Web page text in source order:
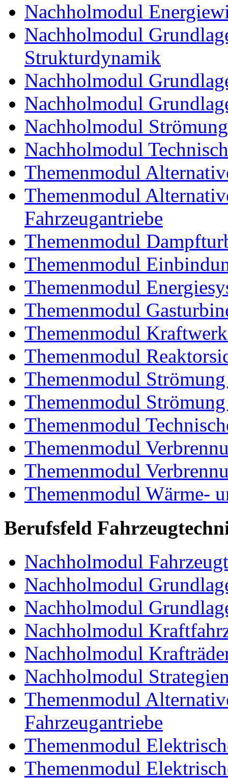
Nachholmodul
Nachholmodul
Strukturdynamik
Nachholmodul
Nachholmodul
Nachholmodul
Nachholmodul
Themenmodul
Themenmodul
Fahrzeugantriebe
Themenmodul
Themenmodul
Themenmodul
Themenmodul
Themenmodul
Themenmodul
Themenmodul
Themenmodul
Themenmodul
Themenmodul
Themenmodul
Themenmodul Wärme-
Berufsfeld
Nachholmodul
Nachholmodul
Nachholmodul
Nachholmodul
Nachholmodul
Nachholmodul
Themenmodul
Fahrzeugantriebe
Themenmodul
Themenmodul